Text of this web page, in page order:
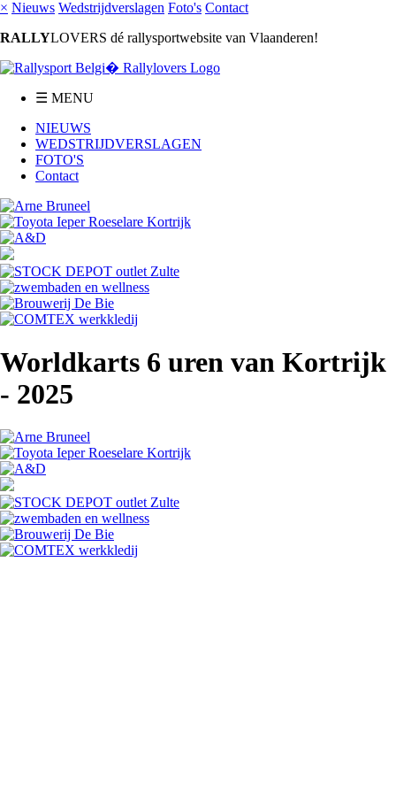
× Nieuws Wedstrijdverslagen Foto's Contact
RALLYLOVERS dé rallysportwebsite van Vlaanderen!
☰ MENU
NIEUWS
WEDSTRIJDVERSLAGEN
FOTO'S
Contact
Worldkarts 6 uren van Kortrijk
- 2025